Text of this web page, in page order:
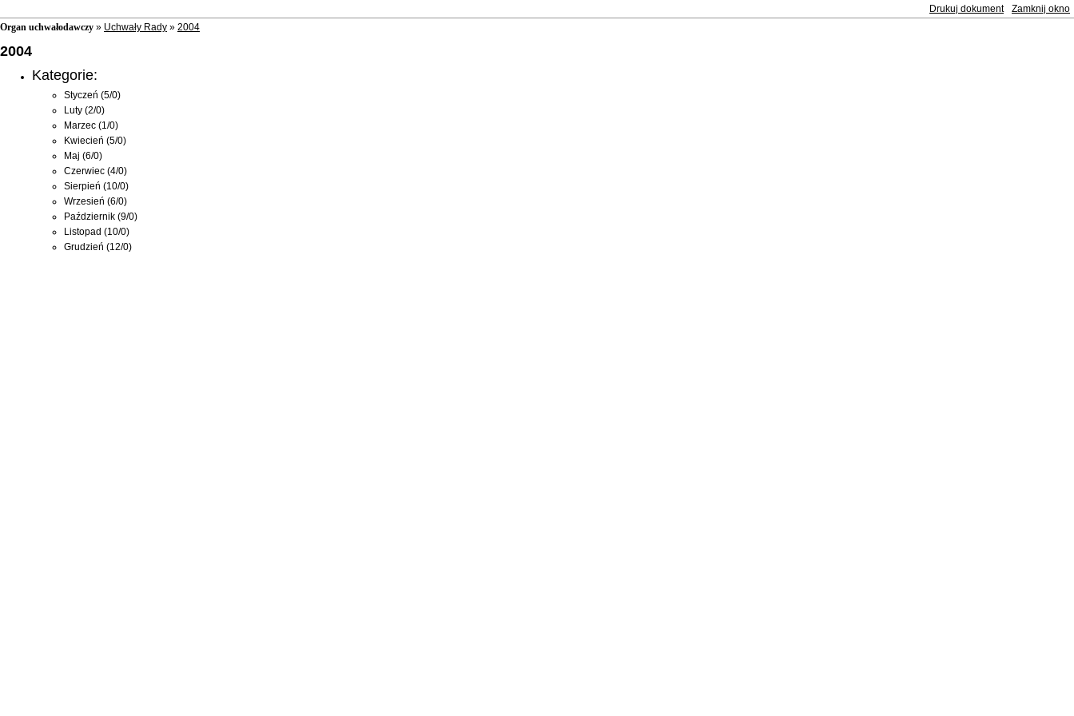
Zamknij okno
Drukuj dokument
Organ uchwałodawczy » Uchwały Rady » 2004
2004
Kategorie:
Styczeń (5/0)
Luty (2/0)
Marzec (1/0)
Kwiecień (5/0)
Maj (6/0)
Czerwiec (4/0)
Sierpień (10/0)
Wrzesień (6/0)
Październik (9/0)
Listopad (10/0)
Grudzień (12/0)